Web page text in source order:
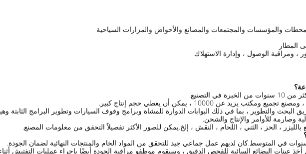
والمؤسسات والمجتمعات والمصانع والأحواض والمزارات السياحية
المطار
ومراقبة الوصول ، وإدارة الاستهلاك
يزيد عن 10000 ، يمكن أن يغطي حجم إنتاج كبير.
بالليزر ، الحز ، الثني ، اللحام ، النقش ، إلخ.يمكن للصور الأكثر تفصيلاً التحقق من معلومات المصنع.
أخذ عينات البضائع السائبة للفحص الدقيق ، وسيقوم موظفو مراقبة الجودة أيضًا بإجراء عمليات التفتيش أثناء